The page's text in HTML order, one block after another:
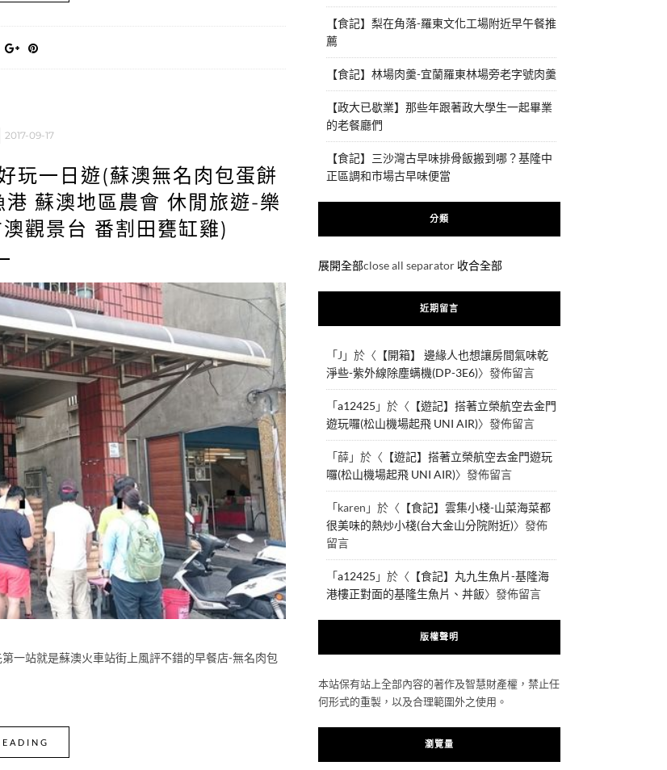
2017-09-17
玩一日遊(蘇澳無名肉包蛋餅
蘇澳地區農會 休閒旅遊-樂
觀景台 番割田甕缸雞)
一站就是蘇澳火車站街上風評不錯的早餐店-無名肉包
【食記】梨在角落-羅東文化工場附近早午餐推
薦
【食記】林場肉羹-宜蘭羅東林場旁老字號肉羹
【政大已歇業】那些年跟著政大學生一起畢業
的老餐廳們
【食記】三沙灣古早味排骨飯搬到哪？基隆中
正區調和市場古早味便當
分類
展開全部close all separator 收合全部
近期留言
「J 」於〈 【開箱】 邊緣人也想讓房間氣味乾
淨些-紫外線除塵螨機(DP-3E6)〉發佈留言
「a12425 」於〈 【遊記】搭著立榮航空去金門
遊玩囉(松山機場起飛 UNI AIR)〉發佈留言
「薛」於〈 【遊記】搭著立榮航空去金門遊玩
囉(松山機場起飛 UNI AIR)〉發佈留言
「karen 」於〈 【食記】雲集小棧-山菜海菜都
很美味的熱炒小棧(台大金山分院附近)〉發佈
留言
「a12425 」於〈 【食記】丸九生魚片-基隆海
港樓正對面的基隆生魚片、丼飯〉發佈留言
版權聲明
本站保有站上全部內容的著作及智慧財產權，禁止任
何形式的重製，以及合理範圍外之使用。
瀏覽量